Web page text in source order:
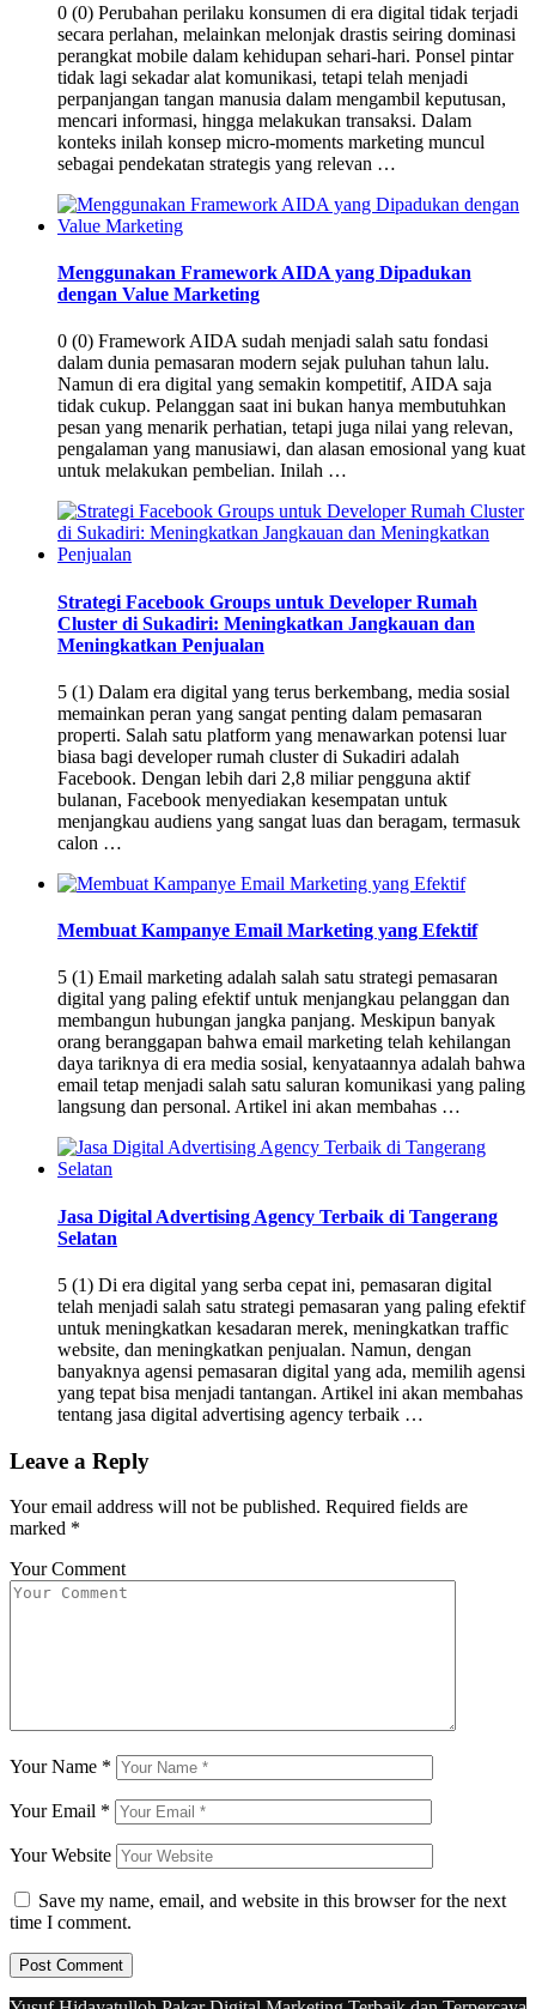
0 (0) Perubahan perilaku konsumen di era digital tidak terjadi
secara perlahan, melainkan melonjak drastis seiring dominasi
perangkat mobile dalam kehidupan sehari-hari. Ponsel pintar
tidak lagi sekadar alat komunikasi, tetapi telah menjadi
perpanjangan tangan manusia dalam mengambil keputusan,
mencari informasi, hingga melakukan transaksi. Dalam
konteks inilah konsep micro-moments marketing muncul
sebagai pendekatan strategis yang relevan …
Menggunakan Framework AIDA yang Dipadukan
dengan Value Marketing
0 (0) Framework AIDA sudah menjadi salah satu fondasi
dalam dunia pemasaran modern sejak puluhan tahun lalu.
Namun di era digital yang semakin kompetitif, AIDA saja
tidak cukup. Pelanggan saat ini bukan hanya membutuhkan
pesan yang menarik perhatian, tetapi juga nilai yang relevan,
pengalaman yang manusiawi, dan alasan emosional yang kuat
untuk melakukan pembelian. Inilah …
Strategi Facebook Groups untuk Developer Rumah
Cluster di Sukadiri: Meningkatkan Jangkauan dan
Meningkatkan Penjualan
5 (1) Dalam era digital yang terus berkembang, media sosial
memainkan peran yang sangat penting dalam pemasaran
properti. Salah satu platform yang menawarkan potensi luar
biasa bagi developer rumah cluster di Sukadiri adalah
Facebook. Dengan lebih dari 2,8 miliar pengguna aktif
bulanan, Facebook menyediakan kesempatan untuk
menjangkau audiens yang sangat luas dan beragam, termasuk
calon …
Membuat Kampanye Email Marketing yang Efektif
5 (1) Email marketing adalah salah satu strategi pemasaran
digital yang paling efektif untuk menjangkau pelanggan dan
membangun hubungan jangka panjang. Meskipun banyak
orang beranggapan bahwa email marketing telah kehilangan
daya tariknya di era media sosial, kenyataannya adalah bahwa
email tetap menjadi salah satu saluran komunikasi yang paling
langsung dan personal. Artikel ini akan membahas …
Jasa Digital Advertising Agency Terbaik di Tangerang
Selatan
5 (1) Di era digital yang serba cepat ini, pemasaran digital
telah menjadi salah satu strategi pemasaran yang paling efektif
untuk meningkatkan kesadaran merek, meningkatkan traffic
website, dan meningkatkan penjualan. Namun, dengan
banyaknya agensi pemasaran digital yang ada, memilih agensi
yang tepat bisa menjadi tantangan. Artikel ini akan membahas
tentang jasa digital advertising agency terbaik …
Leave a Reply
Your email address will not be published. Required fields are
marked *
Your Comment
Your Name *
Your Email *
Your Website
Save my name, email, and website in this browser for the next
time I comment.